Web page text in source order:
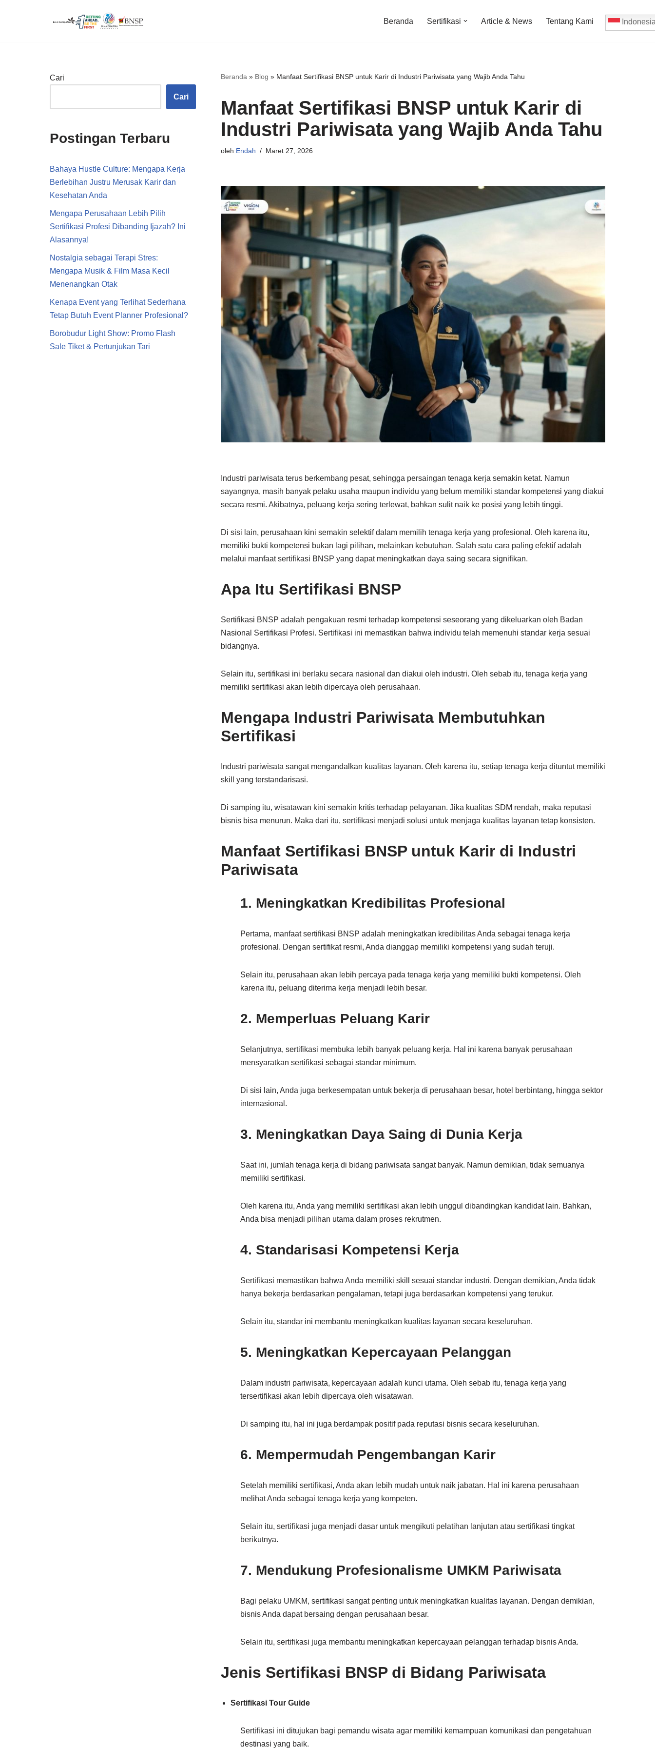
Beranda Sertifikasi Article & News Tentang Kami
Cari
Cari
Postingan Terbaru
Bahaya Hustle Culture: Mengapa Kerja
Berlebihan Justru Merusak Karir dan
Kesehatan Anda
Mengapa Perusahaan Lebih Pilih
Sertifikasi Profesi Dibanding Ijazah? Ini
Alasannya!
Nostalgia sebagai Terapi Stres:
Mengapa Musik & Film Masa Kecil
Menenangkan Otak
Kenapa Event yang Terlihat Sederhana
Tetap Butuh Event Planner Profesional?
Borobudur Light Show: Promo Flash
Sale Tiket & Pertunjukan Tari
Beranda » Blog » Manfaat Sertifikasi BNSP untuk Karir di Industri Pariwisata yang Wajib Anda Tahu
Manfaat Sertifikasi BNSP untuk Karir di
Industri Pariwisata yang Wajib Anda Tahu
oleh Endah Maret 27, 2026
Industri pariwisata terus berkembang pesat, sehingga persaingan tenaga kerja semakin ketat. Namun
sayangnya, masih banyak pelaku usaha maupun individu yang belum memiliki standar kompetensi yang diakui
secara resmi. Akibatnya, peluang kerja sering terlewat, bahkan sulit naik ke posisi yang lebih tinggi.
Di sisi lain, perusahaan kini semakin selektif dalam memilih tenaga kerja yang profesional. Oleh karena itu,
memiliki bukti kompetensi bukan lagi pilihan, melainkan kebutuhan. Salah satu cara paling efektif adalah
melalui manfaat sertifikasi BNSP yang dapat meningkatkan daya saing secara signifikan.
Apa Itu Sertifikasi BNSP
Sertifikasi BNSP adalah pengakuan resmi terhadap kompetensi seseorang yang dikeluarkan oleh Badan
Nasional Sertifikasi Profesi. Sertifikasi ini memastikan bahwa individu telah memenuhi standar kerja sesuai
bidangnya.
Selain itu, sertifikasi ini berlaku secara nasional dan diakui oleh industri. Oleh sebab itu, tenaga kerja yang
memiliki sertifikasi akan lebih dipercaya oleh perusahaan.
Mengapa Industri Pariwisata Membutuhkan
Sertifikasi
Industri pariwisata sangat mengandalkan kualitas layanan. Oleh karena itu, setiap tenaga kerja dituntut memiliki
skill yang terstandarisasi.
Di samping itu, wisatawan kini semakin kritis terhadap pelayanan. Jika kualitas SDM rendah, maka reputasi
bisnis bisa menurun. Maka dari itu, sertifikasi menjadi solusi untuk menjaga kualitas layanan tetap konsisten.
Manfaat Sertifikasi BNSP untuk Karir di Industri
Pariwisata
1. Meningkatkan Kredibilitas Profesional
Pertama, manfaat sertifikasi BNSP adalah meningkatkan kredibilitas Anda sebagai tenaga kerja
profesional. Dengan sertifikat resmi, Anda dianggap memiliki kompetensi yang sudah teruji.
Selain itu, perusahaan akan lebih percaya pada tenaga kerja yang memiliki bukti kompetensi. Oleh
karena itu, peluang diterima kerja menjadi lebih besar.
2. Memperluas Peluang Karir
Selanjutnya, sertifikasi membuka lebih banyak peluang kerja. Hal ini karena banyak perusahaan
mensyaratkan sertifikasi sebagai standar minimum.
Di sisi lain, Anda juga berkesempatan untuk bekerja di perusahaan besar, hotel berbintang, hingga sektor
internasional.
3. Meningkatkan Daya Saing di Dunia Kerja
Saat ini, jumlah tenaga kerja di bidang pariwisata sangat banyak. Namun demikian, tidak semuanya
memiliki sertifikasi.
Oleh karena itu, Anda yang memiliki sertifikasi akan lebih unggul dibandingkan kandidat lain. Bahkan,
Anda bisa menjadi pilihan utama dalam proses rekrutmen.
4. Standarisasi Kompetensi Kerja
Sertifikasi memastikan bahwa Anda memiliki skill sesuai standar industri. Dengan demikian, Anda tidak
hanya bekerja berdasarkan pengalaman, tetapi juga berdasarkan kompetensi yang terukur.
Selain itu, standar ini membantu meningkatkan kualitas layanan secara keseluruhan.
5. Meningkatkan Kepercayaan Pelanggan
Dalam industri pariwisata, kepercayaan adalah kunci utama. Oleh sebab itu, tenaga kerja yang
tersertifikasi akan lebih dipercaya oleh wisatawan.
Di samping itu, hal ini juga berdampak positif pada reputasi bisnis secara keseluruhan.
6. Mempermudah Pengembangan Karir
Setelah memiliki sertifikasi, Anda akan lebih mudah untuk naik jabatan. Hal ini karena perusahaan
melihat Anda sebagai tenaga kerja yang kompeten.
Selain itu, sertifikasi juga menjadi dasar untuk mengikuti pelatihan lanjutan atau sertifikasi tingkat
berikutnya.
7. Mendukung Profesionalisme UMKM Pariwisata
Bagi pelaku UMKM, sertifikasi sangat penting untuk meningkatkan kualitas layanan. Dengan demikian,
bisnis Anda dapat bersaing dengan perusahaan besar.
Selain itu, sertifikasi juga membantu meningkatkan kepercayaan pelanggan terhadap bisnis Anda.
Jenis Sertifikasi BNSP di Bidang Pariwisata
Sertifikasi Tour Guide
Sertifikasi ini ditujukan bagi pemandu wisata agar memiliki kemampuan komunikasi dan pengetahuan
destinasi yang baik.